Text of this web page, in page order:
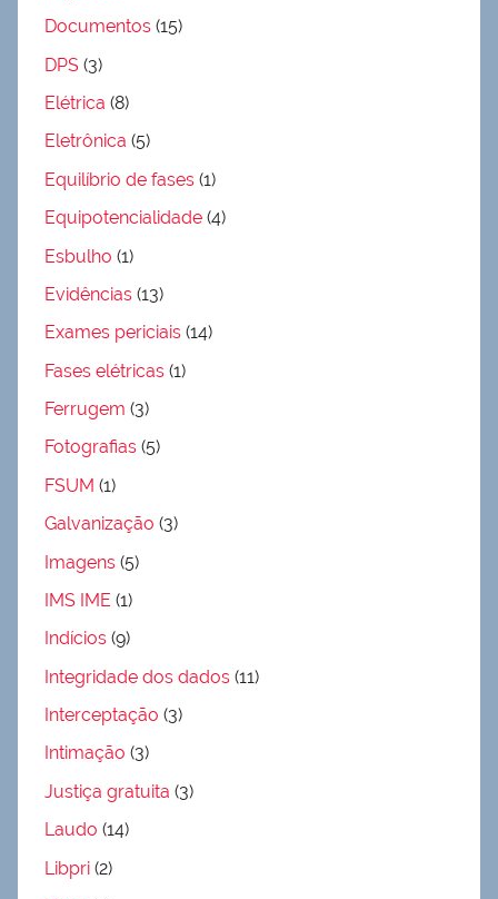
Documentos (15)
DPS (3)
Elétrica (8)
Eletrônica (5)
Equilíbrio de fases (1)
Equipotencialidade (4)
Esbulho (1)
Evidências (13)
Exames periciais (14)
Fases elétricas (1)
Ferrugem (3)
Fotografias (5)
FSUM (1)
Galvanização (3)
Imagens (5)
IMS IME (1)
Indícios (9)
Integridade dos dados (11)
Interceptação (3)
Intimação (3)
Justiça gratuita (3)
Laudo (14)
Libpri (2)